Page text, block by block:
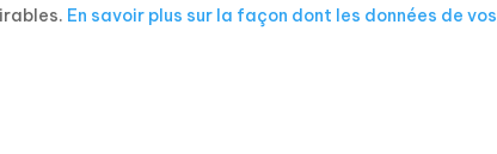
En savoir plus sur la façon dont les données de vos